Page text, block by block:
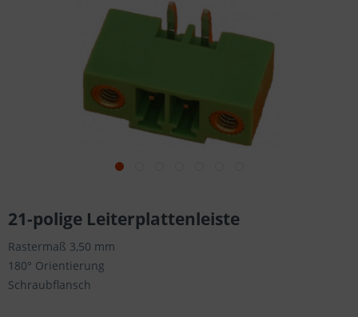
21-polige Leiterplattenleiste
Rastermaß 3,50 mm
180° Orientierung
Schraubflansch